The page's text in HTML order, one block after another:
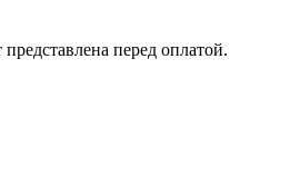
перед оплатой.